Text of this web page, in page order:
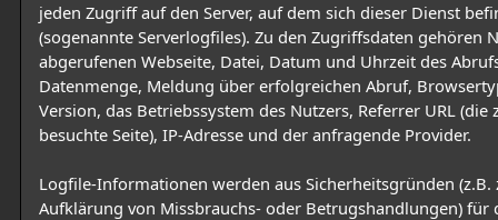
jeden Zugriff auf den Server, auf dem sich dieser Dienst
(sogenannte Serverlogfiles). Zu den Zugriffsdaten gehören
abgerufenen Webseite, Datei, Datum und Uhrzeit des
Datenmenge, Meldung über erfolgreichen Abruf,
Version, das Betriebssystem des Nutzers, Referrer URL (die
besuchte Seite), IP-Adresse und der anfragende Provider.
Logfile-Informationen werden aus Sicherheitsgründen (z.B.
Aufklärung von Missbrauchs- oder Betrugshandlungen) für